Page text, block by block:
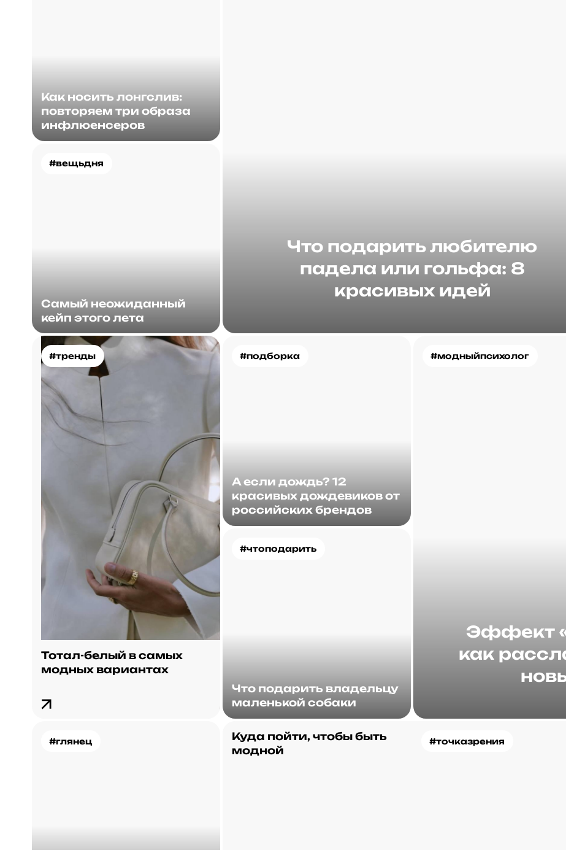
Как носить лонгслив:
повторяем три образа
инфлюенсеров
Что подарить любителю
падела или гольфа: 8
красивых идей
#вещьдня
Самый неожиданный
кейп этого лета
#тренды
Тотал-белый в самых
модных вариантах
#подборка
А если дождь? 12
красивых дождевиков от
российских брендов
#модныйпсихолог
Эффект
как
#чтоподарить
Что подарить владельцу
маленькой собаки
#глянец #точказрения
Куда пойти, чтобы быть
модной